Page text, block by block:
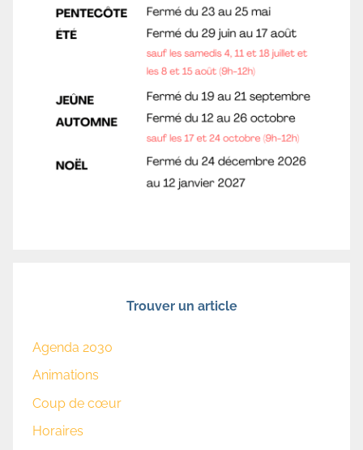
Trouver un article
Agenda 2030
Animations
Coup de cœur
Horaires